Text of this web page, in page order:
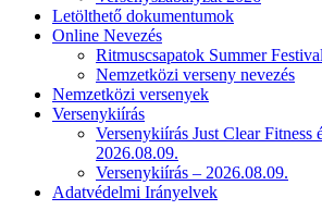
Letölthető dokumentumok
Online Nevezés
Ritmuscsapatok Summer
Nemzetközi verseny nevezés
Nemzetközi versenyek
Versenykiírás
Versenykiírás Just Clear Fitness
2026.08.09.
Versenykiírás – 2026.08.09.
Adatvédelmi Irányelvek